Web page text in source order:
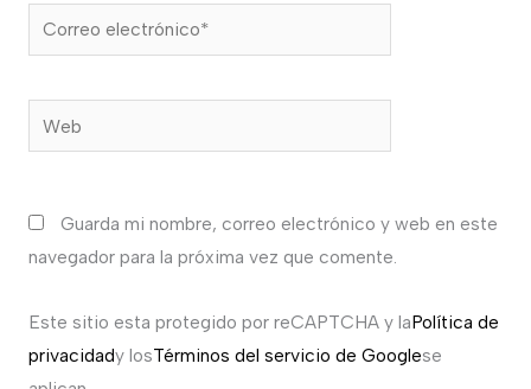
Correo
electrónico*
Web
Guarda mi nombre, correo electrónico y web en este
navegador para la próxima vez que comente.
Este sitio esta protegido por reCAPTCHA y laPolítica de
privacidady losTérminos del servicio de Googlese